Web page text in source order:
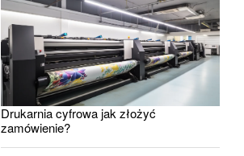
Drukarnia cyfrowa jak złożyć
zamówienie?